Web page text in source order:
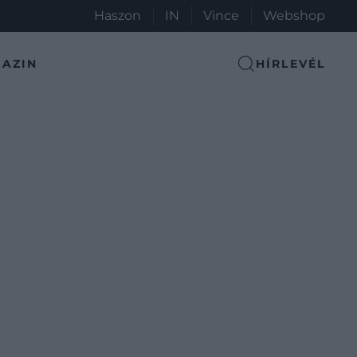
Haszon IN Vince Webshop
HÍRLEVÉL